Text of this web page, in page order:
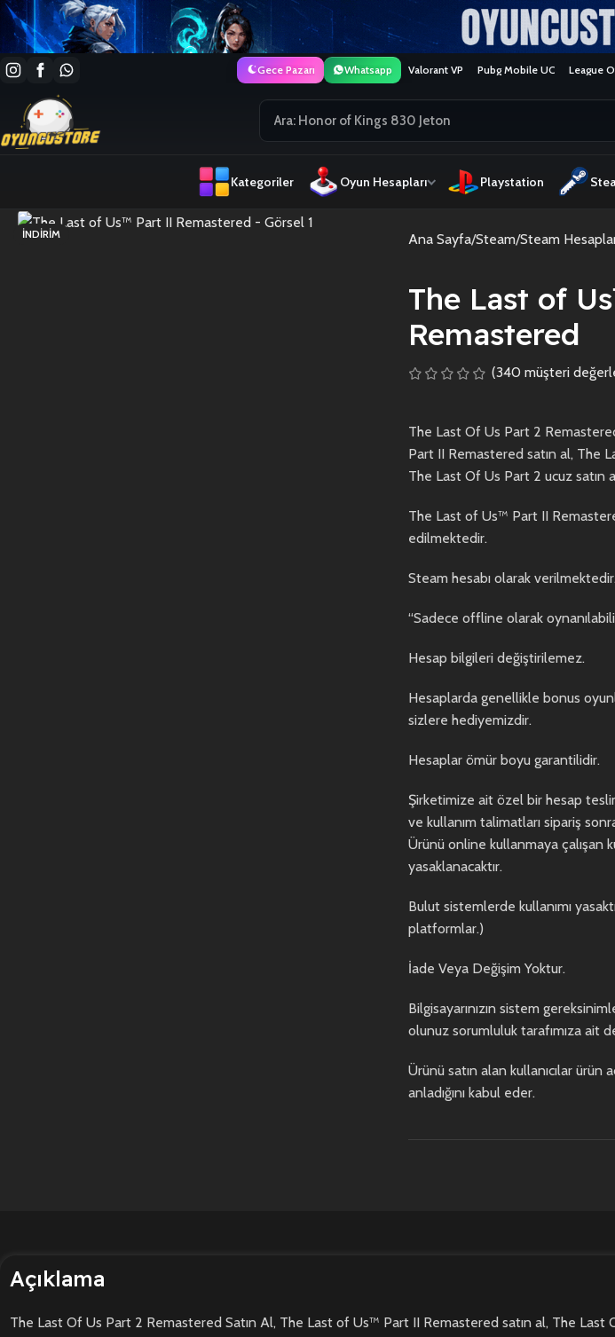
Gece Pazarı Whatsapp Valorant VP Pubg Mobile UC League
Kategoriler Oyun Hesapları Playstation
İNDIRIM Ana Sayfa Steam Steam
The Last of
Remastered
(340 müşteri
The Last Of Us Part 2
Part II Remastered satın al, The
The Last Of Us Part 2 ucuz satın
The Last of Us™ Part II
edilmektedir.
Steam hesabı olarak
“Sadece offline olarak
Hesap bilgileri değiştirilemez.
Hesaplarda genellikle bonus
sizlere hediyemizdir.
Hesaplar ömür boyu garantilidir.
Şirketimize ait özel bir hesap
ve kullanım talimatları sipariş
Ürünü online kullanmaya çalışan
yasaklanacaktır.
Bulut sistemlerde kullanımı
platformlar.)
İade Veya Değişim Yoktur.
Bilgisayarınızın sistem
olunuz sorumluluk tarafımıza ait
Ürünü satın alan kullanıcılar ürün
anladığını kabul eder.
Açıklama
The Last Of Us Part 2 Remastered Satın Al, The Last of Us™ Part II Remastered satın al, The